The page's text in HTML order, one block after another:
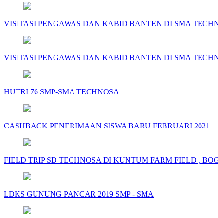
VISITASI PENGAWAS DAN KABID BANTEN DI SMA
VISITASI PENGAWAS DAN KABID BANTEN DI SMA
HUTRI 76 SMP-SMA TECHNOSA
CASHBACK PENERIMAAN SISWA BARU FEBRUARI 2021
FIELD TRIP SD TECHNOSA DI KUNTUM FARM FIELD ,
LDKS GUNUNG PANCAR 2019 SMP - SMA